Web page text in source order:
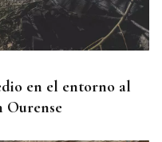
en el entorno al
Ourense